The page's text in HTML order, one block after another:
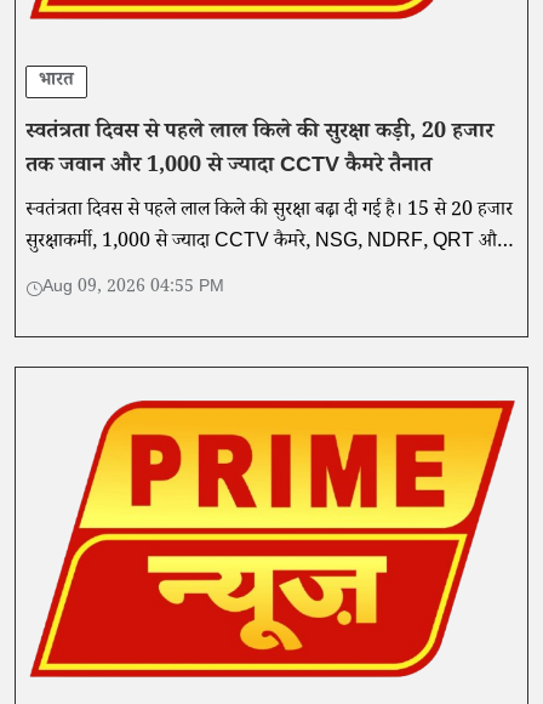
भारत
स्वतंत्रता दिवस से पहले लाल किले की सुरक्षा कड़ी, 20 हजार
तक जवान और 1,000 से ज्यादा CCTV कैमरे तैनात
स्वतंत्रता दिवस से पहले लाल किले की सुरक्षा बढ़ा दी गई है। 15 से 20 हजार
सुरक्षाकर्मी, 1,000 से ज्यादा CCTV कैमरे, NSG, NDRF, QRT और
एंटी-ड्रोन सिस्टम तैनात किए गए हैं।
Aug 09, 2026 04:55 PM